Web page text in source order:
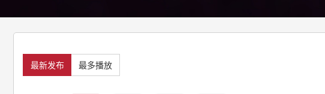
最新发布 最多播放